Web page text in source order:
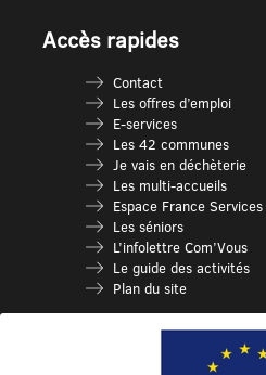
Accès rapides
Contact
Les offres d’emploi
E-services
Les 42 communes
Je vais en déchèterie
Les multi-accueils
Espace France Services
Les séniors
L’infolettre Com’Vous
Le guide des activités
Plan du site